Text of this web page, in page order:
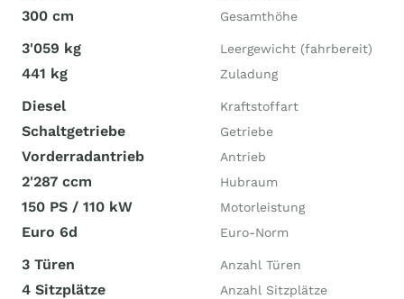
300 cm Gesamthöhe
3'059 kg Leergewicht (fahrbereit)
441 kg Zuladung
Diesel Kraftstoffart
Schaltgetriebe Getriebe
Vorderradantrieb Antrieb
2'287 ccm Hubraum
150 PS / 110 kW Motorleistung
Euro 6d Euro-Norm
3 Türen Anzahl Türen
4 Sitzplätze Anzahl Sitzplätze